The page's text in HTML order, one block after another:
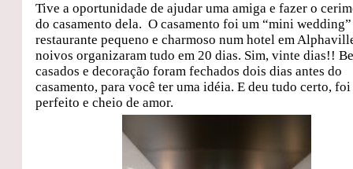
Tive a oportunidade de ajudar uma amiga e fazer o
do casamento dela. O casamento foi um “mini
restaurante pequeno e charmoso num hotel em
noivos organizaram tudo em 20 dias. Sim, vinte dias!!
casados e decoração foram fechados dois dias antes do
casamento, para você ter uma idéia. E deu tudo certo, foi
perfeito e cheio de amor.